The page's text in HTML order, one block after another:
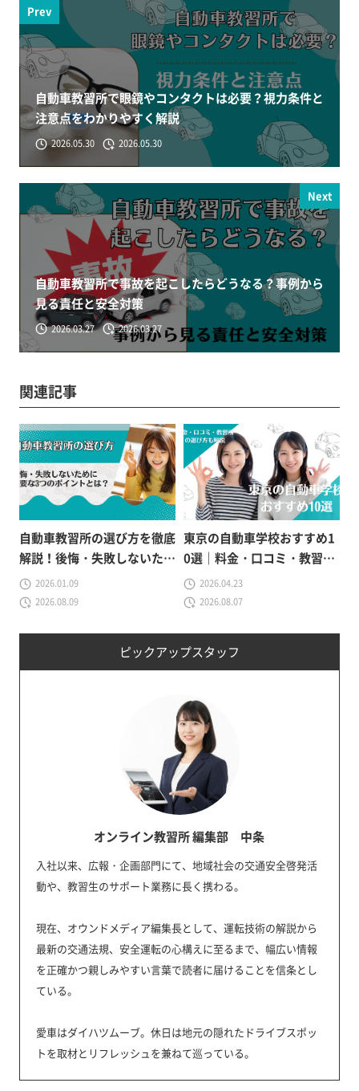
ピックアップスタッフ
オンライン教習所 編集部 中条
入社以来、広報・企画部門にて、地域社会の交通安全啓発活
動や、教習生のサポート業務に長く携わる。
現在、オウンドメディア編集長として、運転技術の解説から
最新の交通法規、安全運転の心構えに至るまで、幅広い情報
を正確かつ親しみやすい言葉で読者に届けることを信条とし
ている。
愛車はダイハツムーブ。休日は地元の隠れたドライブスポッ
トを取材とリフレッシュを兼ねて巡っている。
Prev
自動車教習所で眼鏡やコンタクトは必要？視力条件と
注意点をわかりやすく解説
2026.05.30 2026.05.30
Next
自動車教習所で事故を起こしたらどうなる？事例から
見る責任と安全対策
2026.03.27 2026.03.27
関連記事
自動車教習所の選び方を徹底
解説！後悔・失敗しないため
に重要な3つのポイントと
は？
2026.01.09
2026.08.09
東京の自動車学校おすすめ1
0選｜料金・口コミ・教習所
の選び方も解説
2026.04.23
2026.08.07